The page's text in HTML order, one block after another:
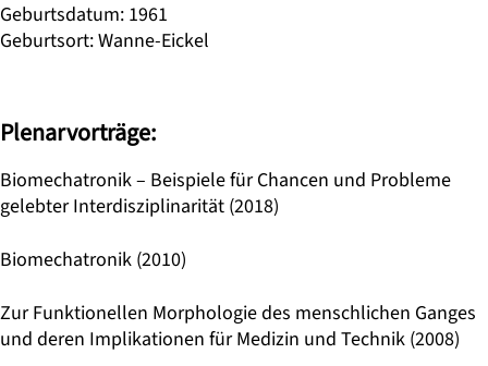
Geburtsdatum: 1961
Geburtsort:Wanne-Eickel
Plenarvorträge:
Biomechatronik – Beispiele für Chancen und Probleme
gelebter Interdisziplinarität (2018)
Biomechatronik (2010)
Zur Funktionellen Morphologie des menschlichen Ganges
und deren Implikationen für Medizin und Technik (2008)